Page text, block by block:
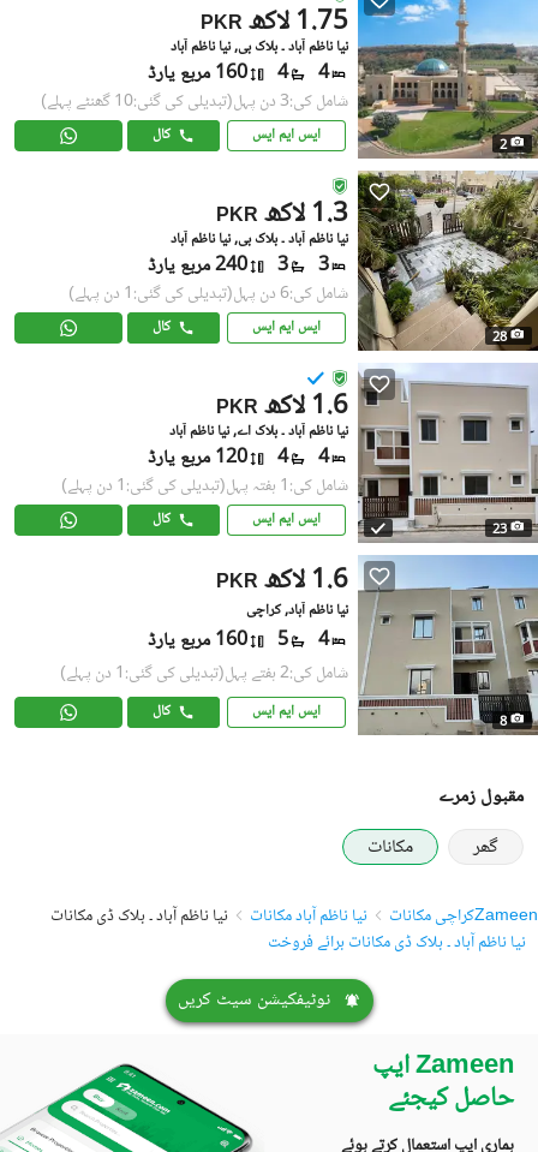
2
PKR 1.75 لاکھ
نیا ناظم آباد ۔ بلاک بی, نیا ناظم آباد
4
4 160 مربع یارڈ
شامل کی:3 دن پہل (تبدیلی کی گئی:10 گھنٹے پہلے)
ایس ایم ایس کال
28
PKR 1.3 لاکھ
نیا ناظم آباد ۔ بلاک بی, نیا ناظم آباد
3
3 240 مربع یارڈ
شامل کی:6 دن پہل (تبدیلی کی گئی:1 دن پہلے)
ایس ایم ایس کال
23
PKR 1.6 لاکھ
نیا ناظم آباد ۔ بلاک اے, نیا ناظم آباد
4
4 120 مربع یارڈ
شامل کی:1 ہفتہ پہل (تبدیلی کی گئی:1 دن پہلے)
ایس ایم ایس کال
8
PKR 1.6 لاکھ
نیا ناظم آباد, کراچی
4
5 160 مربع یارڈ
شامل کی:2 ہفتے پہل (تبدیلی کی گئی:1 دن پہلے)
ایس ایم ایس کال
مقبول زمرے
گھر
مکانات
Zameenکراچی مکانات نیا ناظم آباد مکانات
نیا ناظم آباد ۔ بلاک ڈی مکانات
نیا ناظم آباد ۔ بلاک ڈی مکانات برائے فروخت
نوٹیفکیشن سیٹ کریں
Zameen ایپ
حاصل کیجئے